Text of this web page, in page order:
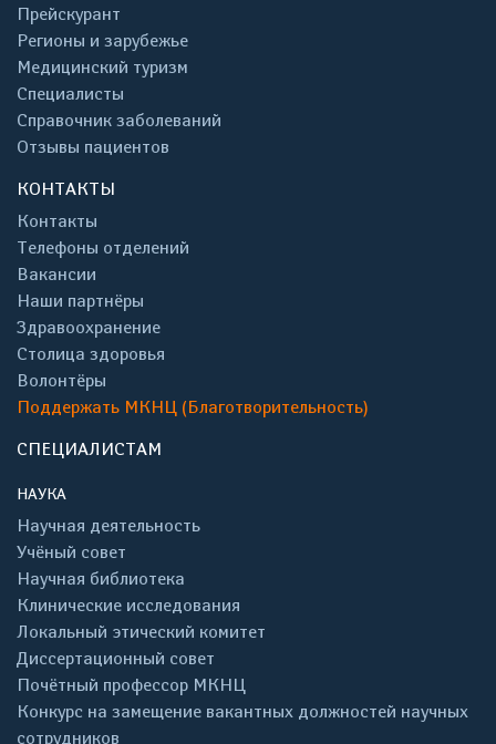
Прейскурант
Регионы и зарубежье
Медицинский туризм
Специалисты
Справочник заболеваний
Отзывы пациентов
КОНТАКТЫ
Контакты
Телефоны отделений
Вакансии
Наши партнёры
Здравоохранение
Столица здоровья
Волонтёры
Поддержать МКНЦ (Благотворительность)
СПЕЦИАЛИСТАМ
НАУКА
Научная деятельность
Учёный совет
Научная библиотека
Клинические исследования
Локальный этический комитет
Диссертационный совет
Почётный профессор МКНЦ
Конкурс на замещение вакантных должностей научных
сотрудников